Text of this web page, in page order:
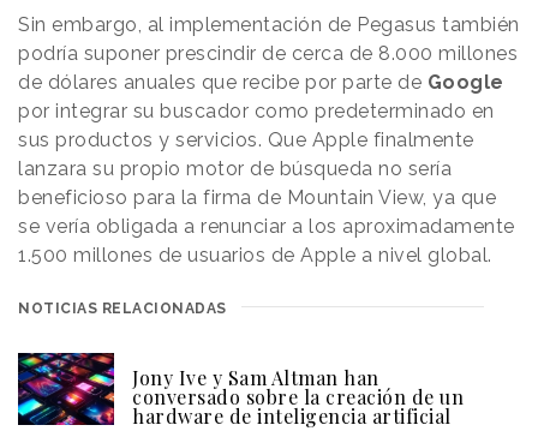
Sin embargo, al implementación de Pegasus también
podría suponer prescindir de cerca de 8.000 millones
de dólares anuales que recibe por parte de Google
por integrar su buscador como predeterminado en
sus productos y servicios. Que Apple finalmente
lanzara su propio motor de búsqueda no sería
beneficioso para la firma de Mountain View, ya que
se vería obligada a renunciar a los aproximadamente
1.500 millones de usuarios de Apple a nivel global.
NOTICIAS RELACIONADAS
Jony Ive y Sam Altman han
conversado sobre la creación de un
hardware de inteligencia artificial